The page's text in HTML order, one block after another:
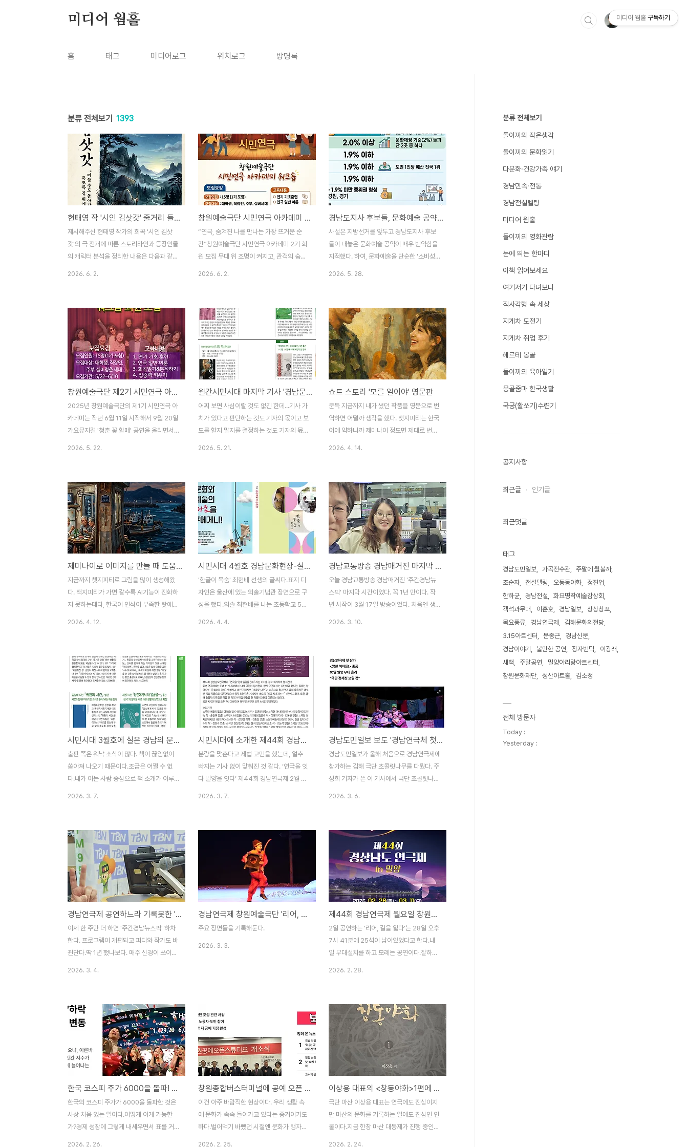
미디어 웜홀
홈 태그 미디어로그 위치로그 방명록
분류 전체보기 1393
현태영 작 '시인 김삿갓' 줄거리 들여다 보니...
제시해주신 현태영 작가의 희곡 '시인 김삿
갓'의 극 전개에 따른 스토리라인과 등장인물
의 캐릭터 분석을 정리한 내용은 다음과 같습
구속했던 처절함에 대해 의문을 던집니다.주
막에서 아들 익균이 세 번째로 아버지를 찾아
와 어머니의 절절한 한을 전하며 집으로 돌아
가자고 애원하지만, 김삿갓은 젊은 날 짊어진
짐이 너무 무거웠다며 거절합니다.제1장: 홍
경래의 난과거 홍경래의 난 당시의 상황이 형
상화됩니다. 선천방어사였던 할아버지 김익
순이 반란군에게 항복하여 역적으로 몰리고
가문이 멸문지화를 겪게 된 배경이 드러납니
다.노진의 대사를 통해, 이 ..
2026. 6. 2.
창원예술극단 시민연극 아카데미 2기 회원 모집
“연극, 숨겨진 나를 만나는 가장 뜨거운 순
간”창원예술극단 시민연극 아카데미 2기 회
원 모집 무대 위 조명이 켜지고, 관객의 숨소
원 모집에 나섰다. 연극을 처음 접하는 시민
부터 새로운 도전을 꿈꾸는 시니어 세대까지,
누구나 무대의 주인공이 될 수 있는 특별한
시간이다. 지난해 진행된 제1기 시민연극 아
카데미는 2025년 6월 11일 첫 수업을 시작
해 9월 20일 가요뮤지컬 ‘청춘 꽃 할매’ 공연
을 끝으로 성황리에 마무리됐다. 단순한 취미
활동을 넘어 참가자들의 삶에 새로운 활력을
불어넣은 과정이었다. 특히 1기 회원들 가운
데 상당수는 이..
2026. 6. 2.
경남도지사 후보들, 문화예술 공약 부족하다
사설은 지방선거를 앞두고 경남도지사 후보
들이 내놓은 문화예술 공약이 매우 빈약함을
지적했다. 하여, 문화예술을 단순한 '소비성
후보(현장 정책 및 경남문화예술진흥원 이전
강조)와 박완수 후보(생애주기별 예술인 활동
지원 제시) 모두 나름의 공약을 내놨지만, 사
설은 이것이 '문화의 시대에 걸맞지 않게 상
대적으로 빈약하다'고 꼬집고 있다. 경남의
열악한 문화예술 예산 실태를 고발하고 있는
데, '2023년 광역자치단체 문화예술 예산 현
황'을 근거로 들며, 경남의 문화예술 예산 비
율이 전체 예산 중 1.07%에 불과해 전국 광
역지자..
2026. 5. 28.
창원예술극단 제2기 시민연극 아카데미 워크숍 회원 모집
2025년 창원예술극단의 제1기 시민연극 아
카데미는 작년 6월 11일 시작해서 9월 20일
가요뮤지컬 '청춘 꽃 할매' 공연을 올리면서
제, 5월 16일 밀양아리랑연극제에 순서대로
세 번을 연거푸 무대에 올랐다.무대에 오르는
횟수가 거듭될수록 시니어클럽 배우들의 연
기력은 늘어났고 최근 밀양아리랑연극제에선
금자 역을 맡은 윤복희 선생께서 연기상 은상
을 받는 영예도 얻었다.연극은 단지 무대에
서는 재미만 있는 것이 아니다. 배우고 연습
하는 과정이 매력 있는 장르의 예술이다. 대
사 한 마디, 움직임 하나에서 새로운 것을 발
견하는 재미가 있..
2026. 5. 22.
월간시민시대 마지막 기사 '경남문화현장' 사심 가득
어찌 보면 사심이랄 것도 없긴 한데...기사 가
치가 있다고 판단하는 것도 기자의 몫이고 보
도를 할지 말지를 결정하는 것도 기자의 몫이
루자.홍보 차원에서 예고 기사를 중심으로 싣
자. 이 원칙 때문에 다루지 못한 공연이 많다.
지역의 작은 공연 단체들이 소극장 공연을 하
면서 한 달이나 전에 보도자료를 마련해놓는
곳이 별로 없기 때문.출판은 시간이 조금 지
나도 괜찮은데, 공연과 전시는 시간 지나서
보도하는 건 의미가 없기 때문이니까. 기자생
활할 때 음악도 담당했었는데, 사실 음악 쪽
은 그다지 깊이 들어가지 못했다.그래서 음악
쪽 예술인은 별..
2026. 5. 21.
쇼트 스토리 '모를 일이야' 영문판
문득 지금까지 내가 썼던 작품을 영문으로 번
역하면 어떨까 생각을 했다. 챗지피티는 한국
어에 약하니까 제미나이 정도면 제대로 번역
들었다. 재미 삼아 내 작품 모두를 영문으로
번역해 기록해두는 것도 의미있는 일이겠다
싶다. 아, 몽골어로도 되려나? Unknown
Feelings (모를 일이야)By Jeong
Hyeon-su"Yamakko,I’m taking a
leave on the third Saturday of
October.Think about what you want
to eat in advance.I’ll stop by..
2026. 4. 14.
제미나이로 이미지를 만들 때 도움되는 그림 스타일 50가지
지금까지 챗지피티로 그림을 많이 생성해왔
다. 책지피티가 가면 갈수록 AI기능이 진화하
지 못하는데다, 한국어 인식이 부족한 탓에
물에서 텍스트를 추출해봤는데, 문맥을 정확
하게 읽어 결과물을 생성해내면서 정확도
95% 이상의 성적을 보인 반면 챗지피티는
정확도 5% 안되는 결과물을 추출한데서 결
정적인 판단을 하게 됐다. 해서 챗지피티는
해제하고 제미나이로 갈아탔다. 그러면서 제
미나이에 요구할 수 있는 그림체를 50개 만
들어보랬더니 이렇게 제시해준다. 이것만 해
도 다양한 그림체를 구사할 수 있으니 충분하
다. 그동안 제미나이에서 생성한 그림..
2026. 4. 12.
시민시대 4월호 경남문화현장-설미정 라상호 이순행 원종태 최문석 김근하
'한글이 목숨' 최현배 선생의 글씨다.표지 디
자인은 울산에 있는 외솔기념관 장면으로 구
성을 했다.외솔 최현배를 나는 초등학교 5학
이지가 않아서 말하기 참 거시기한데, 그래도
입을 열었으니 한마디 내뱉는다면... 순전히
토성초등학교 5학년 6학년 담임을 맡았던
'최현길' 쌤 때문이다. 상상력 하나만으로도
달나라도 가고 은하계에도 들락거리던 나였
던지라 묻지도 따지지도 않고 나는 최현길 쌤
이 최현배 선생의 먼 동생 쯤 될 거라고 생각
했다. 왜냐면, 최현길 쌤의 국어 가르치는 모
습이 꼭 한글학회 저명인사처럼 보였거든. 내
가 국어를 좋아하..
2026. 4. 4.
경남교통방송 경남매거진 마지막 방송에 에르뜨네 처남 부부 함께 하다
오늘 경남교통방송 경남매거진 '주간경남뉴
스픽' 마지막 시간이었다. 꼭 1년 만이다. 작
년 시작이 3월 17일 방송이었다. 처음엔 생
년에도 경남연극제 공연 날이 방송날과 겹쳐
서 녹음을 했었는데,이번에도 공연날과 방송
날이 겹쳐 녹음을 했다.방송 시간대가 최종
드레스 리허설 중이라서 듣질 못했다.게다가
내 폰으로 동영상 촬영을 하고 있었으니 더더
욱 내 방송을 들을 방법도 없었다. 몽골 볼도
삼촌의 둘째 아들 에르뜨네가 짝지 오요카랑
함께 우리집으로 놀러 왔다.어제는? 벌써 열
두 시가 지나버렸군. 지난 일요일엔 남해 여
행을 함께 떠났고 오늘..
2026. 3. 10.
시민시대 3월호에 실은 경남의 문학출판 소식
출판 쪽은 워낙 소식이 많다. 책이 끊임없이
쏟아져 나오기 때문이다.조금은 어쩔 수 없
다.내가 아는 사람 중심으로 책 소개가 이루
의 다섯 번째 시집 선(線)에 대하여>를 펴냈
다. 이 시집은 총 5부로 구성되어 있는데, 1부
‘선에 대하여’에는 여백‧그리움‧벽‧바람과 같
은 단어들이 말해주듯 관계와 감정의 경계선
관찰하는 시각이 많이 담겼다. 2부 ‘즐거운
아픔’에선 생활의 쓸쓸함과 웃음, 체념을 느
낄 수 있다. 3부 ‘그래서 행복한가요’의 시들
은 사회적 질문을 담았다. 4부 ‘기울어진 길’
균형이 깨진 시대적 감각을 보여준다. 5부
‘이면지..
2026. 3. 7.
시민시대에 소개한 제44회 경남연극제 소식
분량을 맞춘다고 제법 고민을 했는데, 얼추
빠지는 기사 없이 맞춰진 것 같다. ‘연극을 잇
다 밀양을 잇다’ 제44회 경남연극제 2월 26
잇다’라는 기치를 걸고 화려하게 펼쳐진다.
이번 연극제에는 도내 11개 지부에서 14개
극단이 참가한다. 참가 극단의 수는 지난해와
같지만, 올해는 함양지부 ‘문화모임 광대’가
빠지고 대신 김해지부 ‘초콜릿 나무’가 처음
으로 참가한다. 올해 출품작은 대부분 기성
작품으로 이루어졌으며 창작 초연작은 거제
지부 예도의 ‘봄이 지나가는…’ 1편에 그쳤다.
2026. 3. 7.
경남도민일보 보도 '경남연극체 첫 참가 극단 초콜릿나무'
경남도민일보가 올해 처음으로 경남연극제에
참가하는 김해 극단 초콜릿나무를 다뤘다. 주
성희 기자가 쓴 이 기사에서 극단 초콜릿나무
면 행복해지는 초콜릿처럼 연극 하는 사람,
보는 사람이 행복해지길 바라는 희망이 담겼
다"고 한다. 2011년 창단해 그동안 아동극
위주로 활동했다. 잠시 공백이 있었다는구만.
2019년에 와서 정주연 대표와 김진옥, 최나
연, 정으뜸이 의기투합해 본격적인 활동을 시
작했는데, 2020년부터 연극, 아동극, 문화예
술교육 분야에서 활동을 하고 있다. 아주 빠
른 속도로 정착하고 성장하는 것 같다. 그리
고 이번 작품 은 ..
2026. 3. 6.
경남연극제 공연하느라 기록못한 '주간경남뉴스픽' 이제야
이제 한 주만 더 하면 '주간경남뉴스픽' 하차
한다. 프로그램이 개편되고 피디와 작가도 바
뀐단다.딱 1년 했나보다. 매주 신경이 쓰이긴
되었다.1. 오늘은 어떤 이슈를 준비하셨나요?
오는 4월이면 도내 18개 시군 공중보건의사
절반 가까이가 복무기간 만기로 공공의료기
관을 떠나게 되는데요, 경남 의료취약지에 비
상이 걸렸다는 소식하고최근 건설 경기 침체
로 경남지역 종합건설사들의 자진 폐업이 14
년 만에 최고치를 기록하는 바람에 건설업계
에 위기감이 계속 커지고 있다는데이 두 가지
를 짚어보도록 하겠습니다. 2. 알겠습니다.
그럼 먼저 공..
2026. 3. 4.
경남연극제 창원예술극단 '리어, 길을 잃다' 리허설
주요 장면들을 기록해둔다.
2026. 3. 3.
제44회 경남연극제 월요일 창원예술극단 '리어, 길을 잃다' 공연
2일 공연하는 '리어, 길을 잃다'는 28일 오후
7시 41분에 25석이 남아있었다고 한다.내
일 무대설치를 하고 모레는 공연이다.잘하면
누구나 자유롭긴 싶지 않다. 내가 나 임을 스
스로 증명해야 되는 시대에 살고 있는 우리는
존재를 증명하기 위한 욕망으로 길 위에 선
다.그 길 위에서 인간은 집을 짓고 스스로 허
문다. 돈, 명예, 사랑을 욕망하며 살지 않는 것
이 가능할까? 리어에게 길은 욕망을 실현하
는 길이었다. 하지만 그 길은 배신과 배반에
몸서리를 치는 길이기도 하고, 자괴감에 자신
이 무너지는 길이기도 하고, 자식을..
2026. 2. 28.
한국 코스피 주가 6000을 돌파! 정치가 바로 서니 경제도 바로 선다
한국의 코스피 주가가 6000을 돌파한 것은
사상 처음 있는 일이다.어떻게 이게 가능한
가?경제 성장에 그렇게 내세우면서 표를 거
2026. 2. 26.
창원종합버스터미널에 공예 오픈 스튜디오가 문을 열었다는데
이건 아주 바람직한 현상이다. 우리 생활 속
에 문화가 속속 들어가고 있다는 증거이기도
하다.벌어먹기 바빴던 시절엔 문화가 탱자탱
2026. 2. 25.
이상용 대표의 <창동야화>1편에 실린 대동제 이야기
극단 마산 이상용 대표는 연극에도 진심이지
만 마산의 문화를 기록하는 일에도 진심인 인
물이다.지금 한창 마산 대동제가 진행 중인
2026. 2. 24.
분류 전체보기
돌이끼의 작은생각
돌이끼의 문화읽기
다문화·건강가족 얘기
경남민속·전통
경남전설텔링
미디어 웜홀
돌이끼의 영화관람
눈에 띄는 한마디
이책 읽어보세요
여기저기 다녀보니
직사각형 속 세상
지게차 도전기
지게차 취업 후기
헤르테 몽골
돌이끼의 육아일기
몽골줌마 한국생활
국궁(활쏘기)수련기
공지사항
최근글 인기글
최근댓글
태그
경남도민일보 가곡전수관
주말에 뭘볼까
조순자
전설텔링 오동동야화
정진업
한하균
경남전설
화요명작예술감상회
객석과무대
이훈호 경남일보
상상창꼬
목요풍류
경남연극제
김해문화의전당
3.15아트센터
문종근
경남신문
경남이야기
볼만한 공연 장자번덕
이광래
새책
주말공연
밀양아리랑아트센터
창원문화재단
성산아트홀 김소정
전체 방문자
Today :
Yesterday :
미디어 웜홀 구독하기